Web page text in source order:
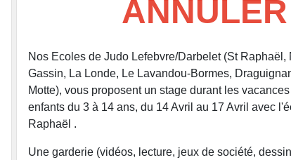
ANNULER
Nos Ecoles de Judo Lefebvre/Darbelet (St Raphaël,
Gassin, La Londe, Le Lavandou-Bormes,
Motte), vous proposent un stage durant les
enfants du 3 à 14 ans, du 14 Avril au 17 Avril avec
Raphaël .
Une garderie (vidéos, lecture, jeux de société,